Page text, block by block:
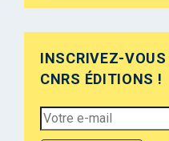
INSCRIVEZ-
CNRS ÉDITIONS !